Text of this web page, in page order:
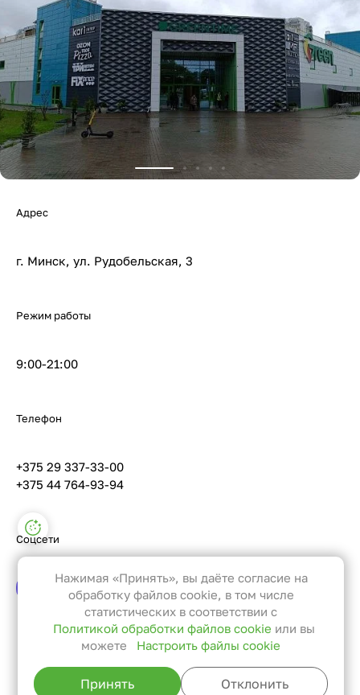
Адрес
г. Минск, ул. Рудобельская, 3
Режим работы
9:00-21:00
Телефон
+375 29 337-33-00
+375 44 764-93-94
Соцсети
Настройки файлов cookie
Функциональные
Эти файлы необходимы для
функционирования сайта и не
могут быть отключены в наших
системах. Вы можете настроить
браузер так, чтобы он блокировал
их или уведомлял вас об их
использовании, но в таком случае
Нажимая «Принять», вы даёте согласие на
обработку файлов cookie, в том числе
статистических в соответствии с
Политикой обработки файлов cookie или вы
можете
Настроить файлы cookie
Принять Отклонить